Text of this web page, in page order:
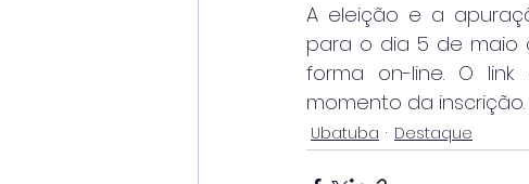
A eleição e a
para o dia 5 de maio
forma on-line. O
momento da inscrição.
Ubatuba Destaque